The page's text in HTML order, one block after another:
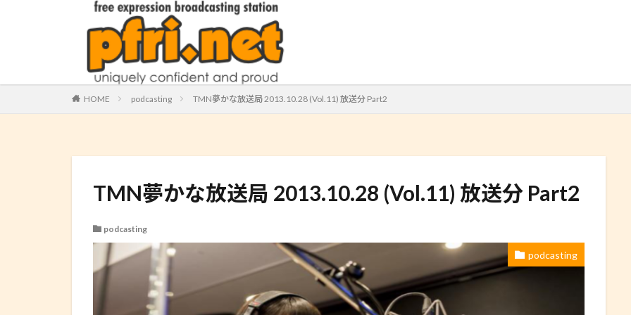
HOME podcasting TMN夢かな放送局 2013.10.28 (Vol.11) 放送分 Part2
TMN夢かな放送局 2013.10.28 (Vol.11) 放送分 Part2
podcasting
podcasting